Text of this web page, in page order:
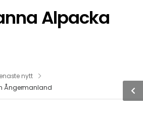
Alpacka
nytt
Ångermanland